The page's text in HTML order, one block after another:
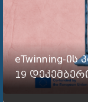
eTwinning-ის
19